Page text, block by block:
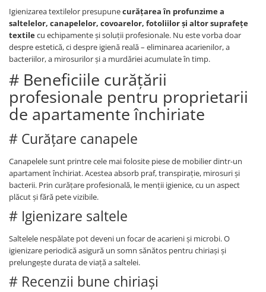
Igienizarea textilelor presupunecurățarea în profunzime a
saltelelor, canapelelor, covoarelor, fotoliilor și altor suprafețe
textilecu echipamente și soluții profesionale. Nu este vorba doar
despre estetică, ci despre igienă reală – eliminarea acarienilor, a
bacteriilor, a mirosurilor și a murdăriei acumulate în timp.
# Beneficiile curățării
profesionale pentru proprietarii
de apartamente închiriate
# Curățare canapele
Canapelele sunt printre cele mai folosite piese de mobilier dintr-un
apartament închiriat. Acestea absorb praf, transpirație, mirosuri și
bacterii. Prin curățare profesională, le menții igienice, cu un aspect
plăcut și fără pete vizibile.
# Igienizare saltele
Saltelele nespălate pot deveni un focar de acarieni și microbi. O
igienizare periodică asigură un somn sănătos pentru chiriași și
prelungește durata de viață a saltelei.
# Recenzii bune chiriași